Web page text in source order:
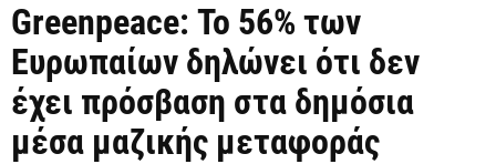
Greenpeace: Το 56% των
Ευρωπαίων δηλώνει ότι δεν
έχει πρόσβαση στα δημόσια
μέσα μαζικής μεταφοράς